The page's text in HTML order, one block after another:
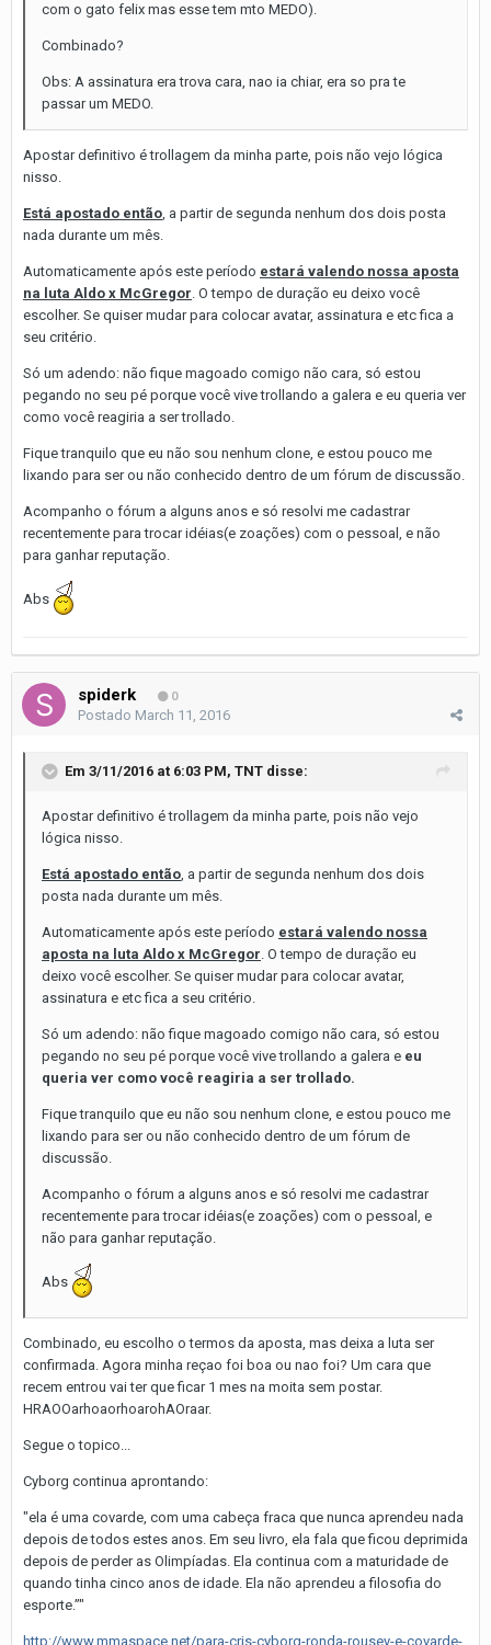
com o gato felix mas esse tem mto MEDO).
Combinado?
Obs: A assinatura era trova cara, nao ia chiar, era so pra te
passar um MEDO.
Apostar definitivo é trollagem da minha parte, pois não vejo lógica
nisso.
Está apostado então , a partir de segunda nenhum dos dois posta
nada durante um mês.
Automaticamente após este período estará valendo nossa aposta
na luta Aldo x McGregor . O tempo de duração eu deixo você
escolher. Se quiser mudar para colocar avatar, assinatura e etc fica a
seu critério.
Só um adendo: não fique magoado comigo não cara, só estou
pegando no seu pé porque você vive trollando a galera e eu queria ver
como você reagiria a ser trollado.
Fique tranquilo que eu não sou nenhum clone, e estou pouco me
lixando para ser ou não conhecido dentro de um fórum de discussão.
Acompanho o fórum a alguns anos e só resolvi me cadastrar
recentemente para trocar idéias(e zoações) com o pessoal, e não
para ganhar reputação.
Abs
spiderk 0
Postado March 11, 2016
Em 3/11/2016 at 6:03 PM, TNT disse:
Apostar definitivo é trollagem da minha parte, pois não vejo
lógica nisso.
Está apostado então , a partir de segunda nenhum dos dois
posta nada durante um mês.
Automaticamente após este período estará valendo nossa
aposta na luta Aldo x McGregor . O tempo de duração eu
deixo você escolher. Se quiser mudar para colocar avatar,
assinatura e etc fica a seu critério.
Só um adendo: não fique magoado comigo não cara, só estou
pegando no seu pé porque você vive trollando a galera e eu
queria ver como você reagiria a ser trollado.
Fique tranquilo que eu não sou nenhum clone, e estou pouco me
lixando para ser ou não conhecido dentro de um fórum de
discussão.
Acompanho o fórum a alguns anos e só resolvi me cadastrar
recentemente para trocar idéias(e zoações) com o pessoal, e
não para ganhar reputação.
Abs
Combinado, eu escolho o termos da aposta, mas deixa a luta ser
confirmada. Agora minha reçao foi boa ou nao foi? Um cara que
recem entrou vai ter que ficar 1 mes na moita sem postar.
HRAOOarhoaorhoarohAOraar.
Segue o topico...
Cyborg continua aprontando:
"ela é uma covarde, com uma cabeça fraca que nunca aprendeu nada
depois de todos estes anos. Em seu livro, ela fala que ficou deprimida
depois de perder as Olimpíadas. Ela continua com a maturidade de
quando tinha cinco anos de idade. Ela não aprendeu a filosofia do
esporte.”"
http://www.mmaspace.net/para-cris-cyborg-ronda-rousey-e-covarde-